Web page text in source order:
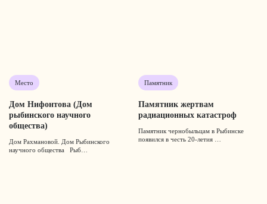
Место
Дом Нифонтова (Дом
рыбинского научного
общества)
Дом Рахмановой. Дом Рыбинского
научного общества Рыб…
Памятник
Памятник жертвам
радиационных катастроф
Памятник чернобыльцам в Рыбинске
появился в честь 20-летия …